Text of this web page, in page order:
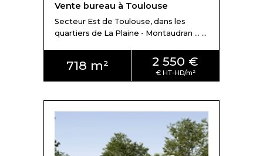
Vente bureau à Toulouse
Secteur Est de Toulouse, dans les
quartiers de La Plaine - Montaudran ... ...
718 m² 2 550 €